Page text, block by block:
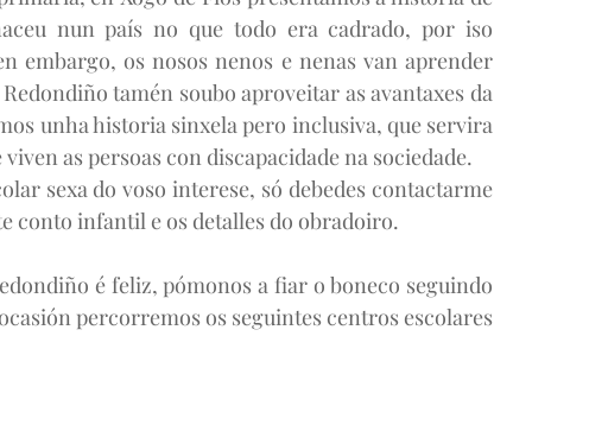
nun país no que todo era cadrado, por iso
embargo, os nosos nenos e nenas van aprender
tamén soubo aproveitar as avantaxes da
unha historia sinxela pero inclusiva, que servira
as persoas con discapacidade na sociedade.
sexa do voso interese, só debedes contactarme
conto infantil e os detalles do obradoiro.
é feliz, pómonos a fiar o boneco seguindo
percorremos os seguintes centros escolares